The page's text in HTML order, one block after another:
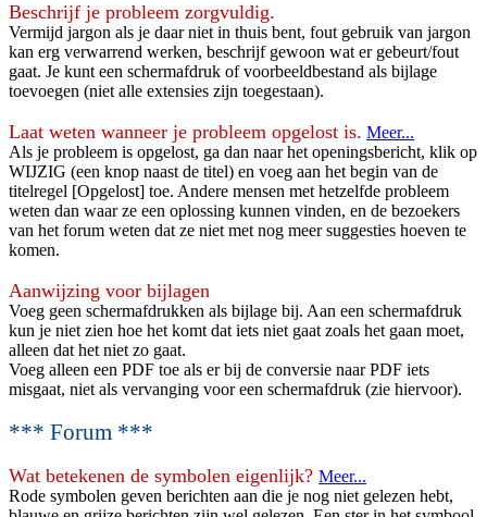
Beschrijf je probleem zorgvuldig.
Vermijd jargon als je daar niet in thuis bent, fout gebruik van jargon
kan erg verwarrend werken, beschrijf gewoon wat er gebeurt/fout
gaat. Je kunt een schermafdruk of voorbeeldbestand als bijlage
toevoegen (niet alle extensies zijn toegestaan).
Laat weten wanneer je probleem opgelost is. Meer...
Als je probleem is opgelost, ga dan naar het openingsbericht, klik op
WIJZIG (een knop naast de titel) en voeg aan het begin van de
titelregel [Opgelost] toe. Andere mensen met hetzelfde probleem
weten dan waar ze een oplossing kunnen vinden, en de bezoekers
van het forum weten dat ze niet met nog meer suggesties hoeven te
komen.
Aanwijzing voor bijlagen
Voeg geen schermafdrukken als bijlage bij. Aan een schermafdruk
kun je niet zien hoe het komt dat iets niet gaat zoals het gaan moet,
alleen dat het niet zo gaat.
Voeg alleen een PDF toe als er bij de conversie naar PDF iets
misgaat, niet als vervanging voor een schermafdruk (zie hiervoor).
*** Forum ***
Wat betekenen de symbolen eigenlijk? Meer...
Rode symbolen geven berichten aan die je nog niet gelezen hebt,